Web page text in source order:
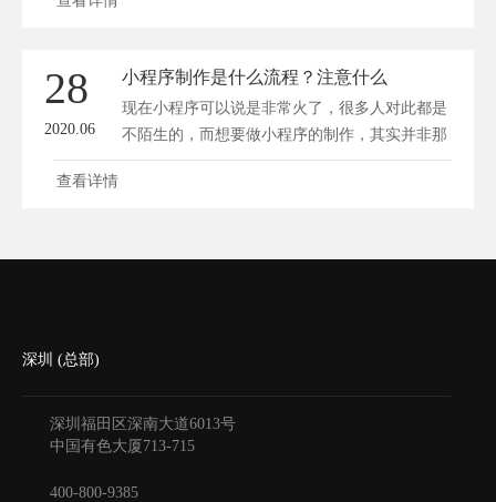
28
2020.06
小程序制作是什么流程？注意什么
现在小程序可以说是非常火了，很多人对此都是
不陌生的，而想要做小程序的制作，其实并非那
么...
查看详情
深圳 (总部)
深圳福田区深南大道6013号
中国有色大厦713-715
400-800-9385